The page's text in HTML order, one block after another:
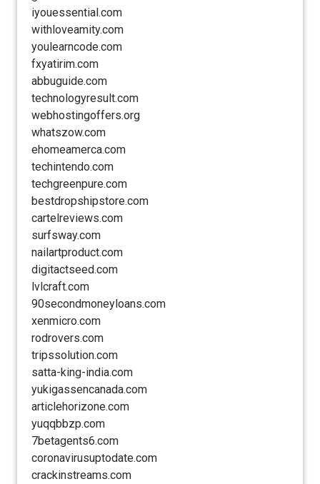
iyouessential.com
withloveamity.com
youlearncode.com
fxyatirim.com
abbuguide.com
technologyresult.com
webhostingoffers.org
whatszow.com
ehomeamerca.com
techintendo.com
techgreenpure.com
bestdropshipstore.com
cartelreviews.com
surfsway.com
nailartproduct.com
digitactseed.com
lvlcraft.com
90secondmoneyloans.com
xenmicro.com
rodrovers.com
tripssolution.com
satta-king-india.com
yukigassencanada.com
articlehorizone.com
yuqqbbzp.com
7betagents6.com
coronavirusuptodate.com
crackinstreams.com